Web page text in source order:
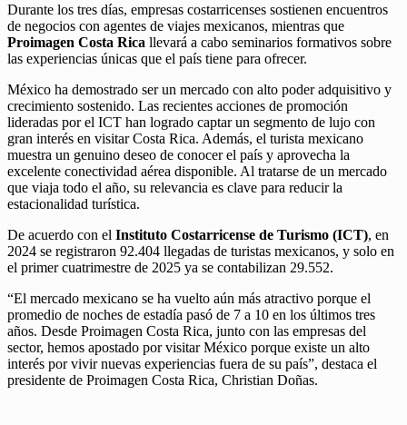
Durante los tres días, empresas costarricenses sostienen encuentros
de negocios con agentes de viajes mexicanos, mientras que
Proimagen Costa Rica llevará a cabo seminarios formativos sobre
las experiencias únicas que el país tiene para ofrecer.
México ha demostrado ser un mercado con alto poder adquisitivo y
crecimiento sostenido. Las recientes acciones de promoción
lideradas por el ICT han logrado captar un segmento de lujo con
gran interés en visitar Costa Rica. Además, el turista mexicano
muestra un genuino deseo de conocer el país y aprovecha la
excelente conectividad aérea disponible. Al tratarse de un mercado
que viaja todo el año, su relevancia es clave para reducir la
estacionalidad turística.
De acuerdo con el Instituto Costarricense de Turismo (ICT), en
2024 se registraron 92.404 llegadas de turistas mexicanos, y solo en
el primer cuatrimestre de 2025 ya se contabilizan 29.552.
“El mercado mexicano se ha vuelto aún más atractivo porque el
promedio de noches de estadía pasó de 7 a 10 en los últimos tres
años. Desde Proimagen Costa Rica, junto con las empresas del
sector, hemos apostado por visitar México porque existe un alto
interés por vivir nuevas experiencias fuera de su país”, destaca el
presidente de Proimagen Costa Rica, Christian Doñas.